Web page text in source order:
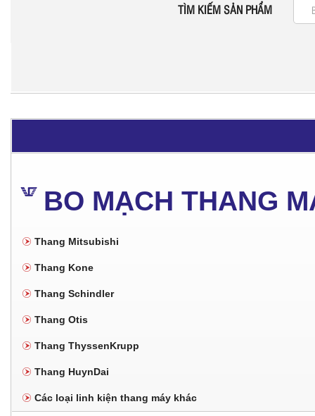
TÌM KIẾM SẢN PHẨM
BO MẠCH THANG
Thang Mitsubishi
Thang Kone
Thang Schindler
Thang Otis
Thang ThyssenKrupp
Thang HuynDai
Các loại linh kiện thang máy khác